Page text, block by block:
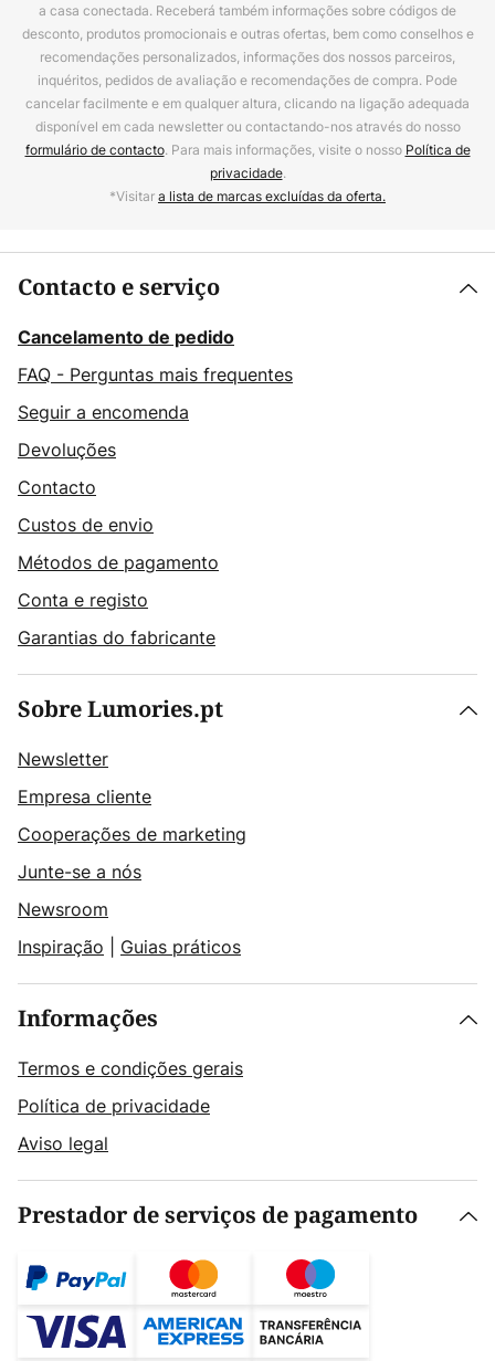
a casa conectada. Receberá também informações sobre códigos de
desconto, produtos promocionais e outras ofertas, bem como conselhos e
recomendações personalizados, informações dos nossos parceiros,
inquéritos, pedidos de avaliação e recomendações de compra. Pode
cancelar facilmente e em qualquer altura, clicando na ligação adequada
disponível em cada newsletter ou contactando-nos através do nosso
formulário de contacto. Para mais informações, visite o nosso Política de
privacidade.
*Visitara lista de marcas excluídas da oferta.
Contacto e serviço
Cancelamento de pedido
FAQ - Perguntas mais frequentes
Seguir a encomenda
Devoluções
Contacto
Custos de envio
Métodos de pagamento
Conta e registo
Garantias do fabricante
Sobre Lumories.pt
Newsletter
Empresa cliente
Cooperações de marketing
Junte-se a nós
Newsroom
Inspiração
Guias práticos
Informações
Termos e condições gerais
Política de privacidade
Aviso legal
Prestador de serviços de pagamento